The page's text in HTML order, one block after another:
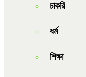
চাকরি
ধর্ম
শিক্ষা